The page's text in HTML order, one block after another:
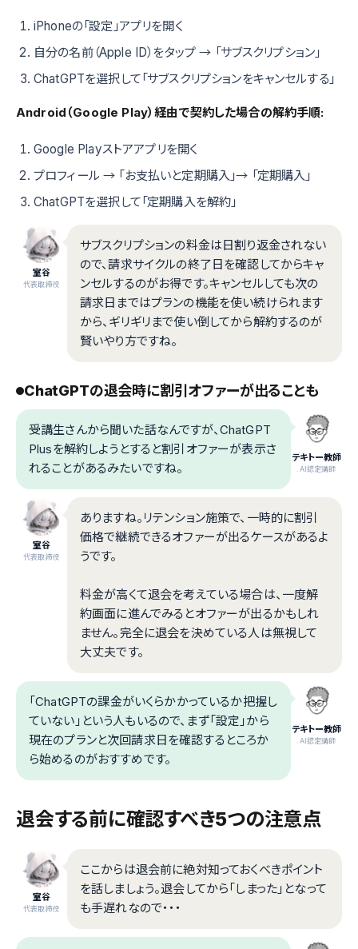
iPhoneの「設定」アプリを開く
自分の名前（Apple ID）をタップ → 「サブスクリプション」
ChatGPTを選択して「サブスクリプションをキャンセルする」
Android（Google Play）経由で契約した場合の解約手順:
Google Playストアアプリを開く
プロフィール → 「お支払いと定期購入」→ 「定期購入」
ChatGPTを選択して「定期購入を解約」
室谷
代表取締役
サブスクリプションの料金は日割り返金されない
ので、請求サイクルの終了日を確認してからキャ
ンセルするのがお得です。キャンセルしても次の
請求日まではプランの機能を使い続けられます
から、ギリギリまで使い倒してから解約するのが
賢いやり方ですね。
ChatGPTの退会時に割引オファーが出ることも
テキトー教師
.AI認定講師
受講生さんから聞いた話なんですが、ChatGPT
Plusを解約しようとすると割引オファーが表示さ
れることがあるみたいですね。
室谷
代表取締役
ありますね。リテンション施策で、一時的に割引
価格で継続できるオファーが出るケースがあるよ
うです。
料金が高くて退会を考えている場合は、一度解
約画面に進んでみるとオファーが出るかもしれ
ません。完全に退会を決めている人は無視して
大丈夫です。
テキトー教師
.AI認定講師
「ChatGPTの課金がいくらかかっているか把握し
ていない」という人もいるので、まず「設定」から
現在のプランと次回請求日を確認するところか
ら始めるのがおすすめです。
退会する前に確認すべき5つの注意点
室谷
代表取締役
ここからは退会前に絶対知っておくべきポイント
を話しましょう。退会してから「しまった」となって
も手遅れなので・・・